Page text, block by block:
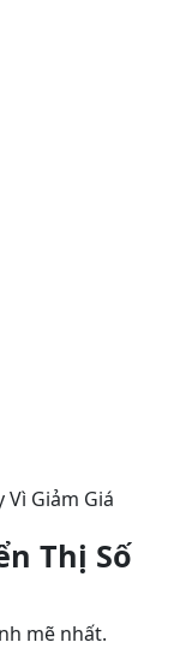
Vì Giảm Giá
Thị Số
mẽ nhất.